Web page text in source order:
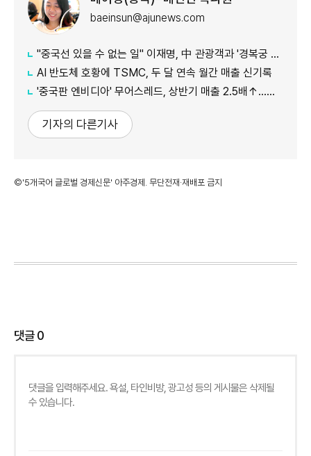
baeinsun@ajunews.com
"중국선 있을 수 없는 일" 이재명, 中 관광객과 '경복궁 셀카' 화제
AI 반도체 호황에 TSMC, 두 달 연속 월간 매출 신기록
'중국판 엔비디아' 무어스레드, 상반기 매출 2.5배↑…홍콩 상장도 추진
기자의 다른기사
©'5개국어 글로벌 경제신문' 아주경제. 무단전재·재배포 금지
댓글0